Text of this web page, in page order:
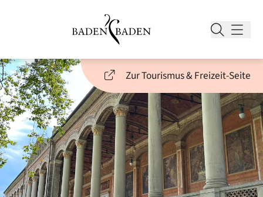
Zur Tourismus & Freizeit-Seite